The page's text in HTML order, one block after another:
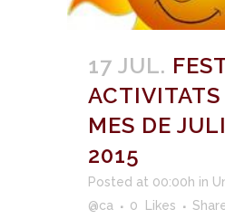
17 JUL.
ACTIVITATS
MES DE
2015
Posted at 00:00h in
@ca
0 Likes